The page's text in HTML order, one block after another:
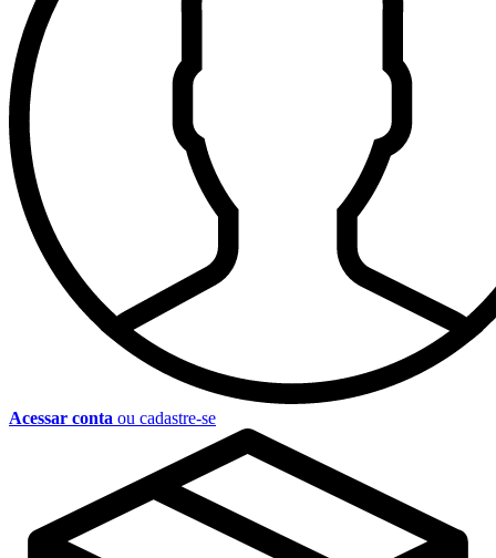
Acessar conta ou cadastre-se